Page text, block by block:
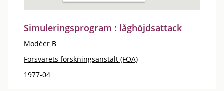
Simuleringsprogram : låghöjdsattack
Modéer B
Försvarets forskningsanstalt (FOA)
1977-04